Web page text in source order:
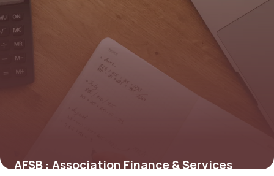
AFSB : Association Finance & Services